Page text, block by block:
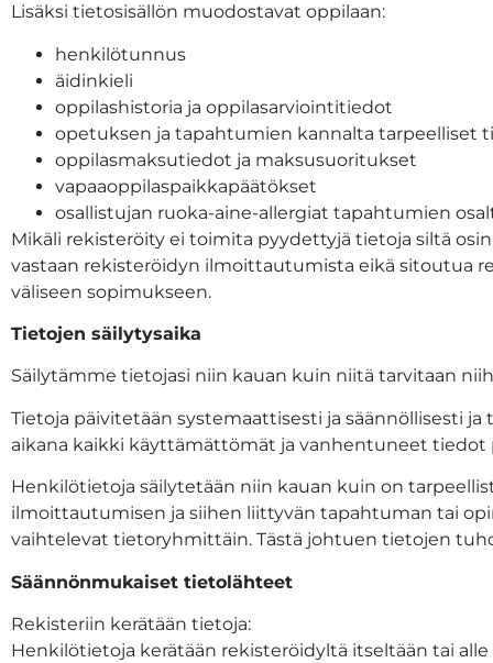
Lisäksi tietosisällön muodostavat oppilaan:
henkilötunnus
äidinkieli
oppilashistoria ja oppilasarviointitiedot
opetuksen ja tapahtumien kannalta tarpeelliset
oppilasmaksutiedot ja maksusuoritukset
vapaaoppilaspaikkapäätökset
osallistujan ruoka-aine-allergiat tapahtumien
Mikäli rekisteröity ei toimita pyydettyjä tietoja siltä
vastaan rekisteröidyn ilmoittautumista eikä sitoutua
väliseen sopimukseen.
Tietojen säilytysaika
Säilytämme tietojasi niin kauan kuin niitä tarvitaan
Tietoja päivitetään systemaattisesti ja säännöllisesti
aikana kaikki käyttämättömät ja vanhentuneet tiedot
Henkilötietoja säilytetään niin kauan kuin on
ilmoittautumisen ja siihen liittyvän tapahtuman tai
vaihtelevat tietoryhmittäin. Tästä johtuen tietojen
Säännönmukaiset tietolähteet
Rekisteriin kerätään tietoja:
Henkilötietoja kerätään rekisteröidyltä itseltään tai alle